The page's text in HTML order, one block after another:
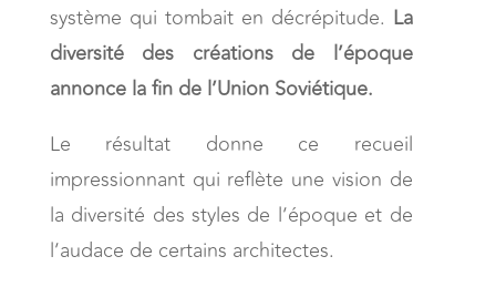
système qui tombait en décrépitude. La
diversité des créations de l’époque
annonce la fin de l’Union Soviétique.
Le résultat donne ce recueil
impressionnant qui reflète une vision de
la diversité des styles de l’époque et de
l’audace de certains architectes.